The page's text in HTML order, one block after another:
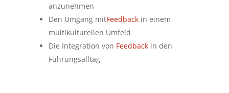
anzunehmen
Den Umgang mitFeedbackin einem
multikulturellen Umfeld
Die Integration von Feedbackin den
Führungsalltag